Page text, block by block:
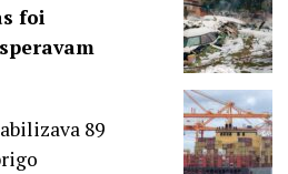
foi
89